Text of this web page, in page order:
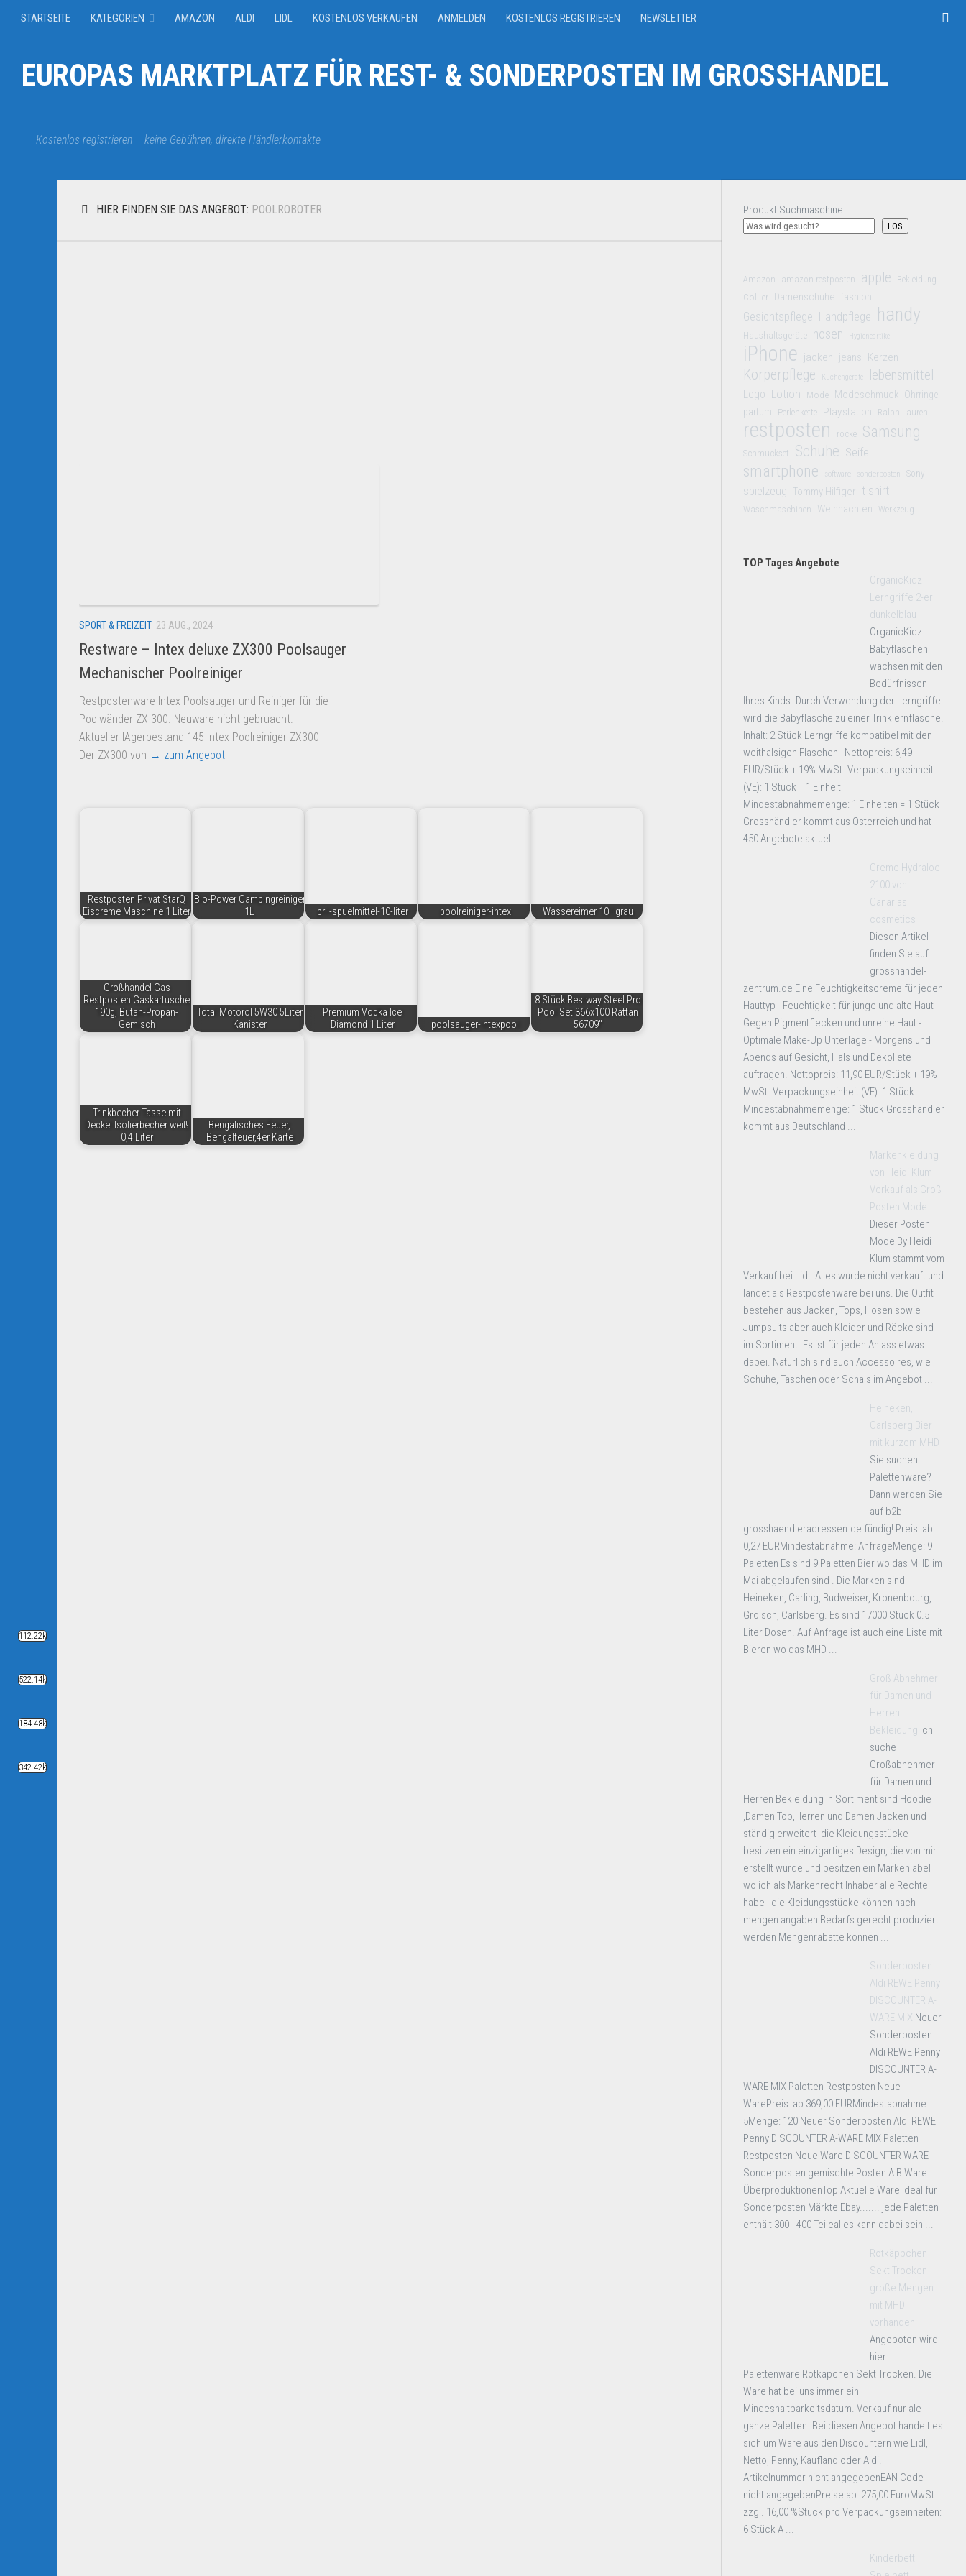
STARTSEITE KATEGORIEN AMAZON ALDI LIDL KOSTENLOS VERKAUFEN ANMELDEN KOSTENLOS REGISTRIEREN NEWSLETTER
EUROPAS MARKTPLATZ FÜR REST- & SONDERPOSTEN IM GROSSHANDEL
Kostenlos registrieren – keine Gebühren, direkte Händlerkontakte
HIER FINDEN SIE DAS ANGEBOT: POOLROBOTER
SPORT & FREIZEIT 23 AUG., 2024
Restware – Intex deluxe ZX300 Poolsauger
Mechanischer Poolreiniger
Restpostenware Intex Poolsauger und Reiniger für die
Poolwänder ZX 300. Neuware nicht gebruacht.
Aktueller lAgerbestand 145 Intex Poolreiniger ZX300
Der ZX300 von → zum Angebot
Restposten Privat StarQ
Eiscreme Maschine 1 Liter
Bio-Power Campingreiniger
1L
pril-spuelmittel-10-liter poolreiniger-intex Wassereimer 10 l grau
Großhandel Gas
Restposten Gaskartusche
190g, Butan-Propan-
Gemisch
Total Motoröl 5W30 5Liter
Kanister
Premium Vodka Ice
Diamond 1 Liter
poolsauger-intexpool
8 Stück Bestway Steel Pro
Pool Set 366x100 Rattan
56709"
Trinkbecher Tasse mit
Deckel Isolierbecher weiß
0,4 Liter
Bengalisches Feuer,
Bengalfeuer,4er Karte
Produkt Suchmaschine
LOS
Amazon amazon restposten apple Bekleidung
Collier Damenschuhe fashion
Gesichtspflege Handpflege handy
Haushaltsgeräte hosen Hygieneartikel
iPhone jacken jeans Kerzen
Körperpflege Küchengeräte lebensmittel
Lego Lotion Mode Modeschmuck Ohrringe
parfüm
Perlenkette Playstation Ralph Lauren
restposten röcke Samsung
Schmuckset Schuhe Seife
smartphone software sonderposten Sony
spielzeug Tommy Hilfiger t shirt
Waschmaschinen Weihnachten Werkzeug
TOP Tages Angebote
OrganicKidz
Lerngriffe 2-er
dunkelblau
OrganicKidz
Babyflaschen
wachsen mit den
Bedürfnissen
Ihres Kinds. Durch Verwendung der Lerngriffe
wird die Babyflasche zu einer Trinklernflasche.
Inhalt: 2 Stück Lerngriffe kompatibel mit den
weithalsigen Flaschen Nettopreis: 6,49
EUR/Stück + 19% MwSt. Verpackungseinheit
(VE): 1 Stück = 1 Einheit
Mindestabnahmemenge: 1 Einheiten = 1 Stück
Grosshändler kommt aus Österreich und hat
450 Angebote aktuell ...
Creme Hydraloe
2100 von
Canarias
cosmetics
Diesen Artikel
finden Sie auf
grosshandel-
zentrum.de Eine Feuchtigkeitscreme für jeden
Hauttyp - Feuchtigkeit für junge und alte Haut -
Gegen Pigmentflecken und unreine Haut -
Optimale Make-Up Unterlage - Morgens und
Abends auf Gesicht, Hals und Dekollete
auftragen. Nettopreis: 11,90 EUR/Stück + 19%
MwSt. Verpackungseinheit (VE): 1 Stück
Mindestabnahmemenge: 1 Stück Grosshändler
kommt aus Deutschland ...
Markenkleidung
von Heidi Klum
Verkauf als Groß-
Posten Mode
Dieser Posten
Mode By Heidi
Klum stammt vom
Verkauf bei Lidl. Alles wurde nicht verkauft und
landet als Restpostenware bei uns. Die Outfit
bestehen aus Jacken, Tops, Hosen sowie
Jumpsuits aber auch Kleider und Röcke sind
im Sortiment. Es ist für jeden Anlass etwas
dabei. Natürlich sind auch Accessoires, wie
Schuhe, Taschen oder Schals im Angebot ...
Heineken,
Carlsberg Bier
mit kurzem MHD
Sie suchen
Palettenware?
Dann werden Sie
auf b2b-
grosshaendleradressen.de fündig! Preis: ab
0,27 EURMindestabnahme: AnfrageMenge: 9
Paletten Es sind 9 Paletten Bier wo das MHD im
Mai abgelaufen sind . Die Marken sind
Heineken, Carling, Budweiser, Kronenbourg,
Grolsch, Carlsberg. Es sind 17000 Stück 0.5
Liter Dosen. Auf Anfrage ist auch eine Liste mit
Bieren wo das MHD ...
Groß Abnehmer
für Damen und
Herren
Bekleidung Ich
suche
Großabnehmer
für Damen und
Herren Bekleidung in Sortiment sind Hoodie
,Damen Top,Herren und Damen Jacken und
ständig erweitert die Kleidungsstücke
besitzen ein einzigartiges Design, die von mir
erstellt wurde und besitzen ein Markenlabel
wo ich als Markenrecht Inhaber alle Rechte
habe die Kleidungsstücke können nach
mengen angaben Bedarfs gerecht produziert
werden Mengenrabatte können ...
Sonderposten
Aldi REWE Penny
DISCOUNTER A-
WARE MIX Neuer
Sonderposten
Aldi REWE Penny
DISCOUNTER A-
WARE MIX Paletten Restposten Neue
WarePreis: ab 369,00 EURMindestabnahme:
5Menge: 120 Neuer Sonderposten Aldi REWE
Penny DISCOUNTER A-WARE MIX Paletten
Restposten Neue Ware DISCOUNTER WARE
Sonderposten gemischte Posten A B Ware
ÜberproduktionenTop Aktuelle Ware ideal für
Sonderposten Märkte Ebay....... jede Paletten
enthält 300 - 400 Teilealles kann dabei sein ...
Rotkäppchen
Sekt Trocken
große Mengen
mit MHD
vorhanden
Angeboten wird
hier
Palettenware Rotkäpchen Sekt Trocken. Die
Ware hat bei uns immer ein
Mindeshaltbarkeitsdatum. Verkauf nur ale
ganze Paletten. Bei diesen Angebot handelt es
sich um Ware aus den Discountern wie Lidl,
Netto, Penny, Kaufland oder Aldi.
Artikelnummer nicht angegebenEAN Code
nicht angegebenPreise ab: 275,00 EuroMwSt.
zzgl. 16,00 %Stück pro Verpackungseinheiten:
6 Stück A ...
Kinderbett
112.22k
522.14k
184.48k
342.42k